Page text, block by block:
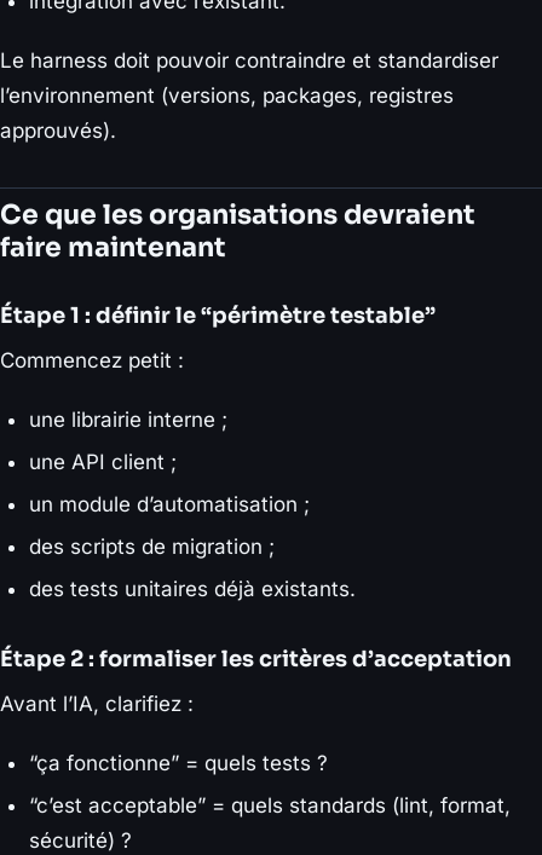
Le harness doit pouvoir contraindre et standardiser
l’environnement (versions, packages, registres
approuvés).
Ce que les organisations devraient
faire maintenant
Étape 1 : définir le “périmètre testable”
Commencez petit :
une librairie interne ;
une API client ;
un module d’automatisation ;
des scripts de migration ;
des tests unitaires déjà existants.
Étape 2 : formaliser les critères d’acceptation
Avant l’IA, clarifiez :
“ça fonctionne” = quels tests ?
“c’est acceptable” = quels standards (lint, format,
sécurité) ?